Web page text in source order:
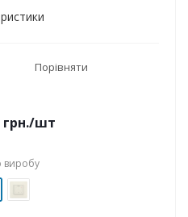
Порівняти
грн./шт
виробу